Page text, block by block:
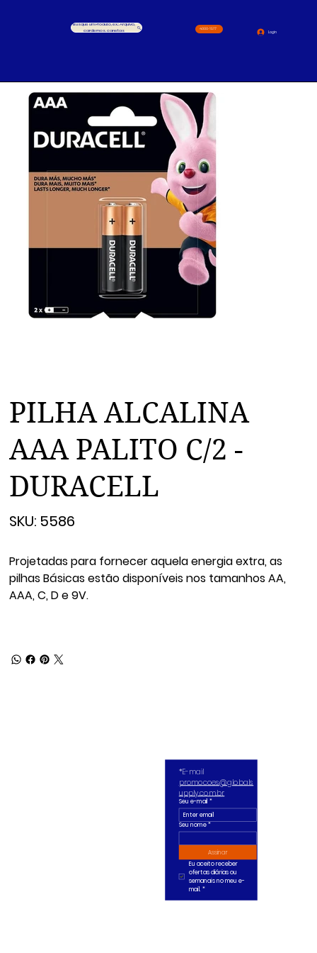
Busque um Produto, ex.: Arquivo,
cardernos, canetas
4000-1517
Login
PILHA ALCALINA
AAA PALITO C/2 -
DURACELL
SKU:
5586
5586
Projetadas para fornecer aquela energia extra, as
pilhas Básicas estão disponíveis nos tamanhos AA,
AAA, C, D e 9V.
promocoes@globals
upply.com.br
Seu e-mail *
Seu nome *
Assinar
Eu aceito receber
ofertas diárias ou
semanais no meu e-
mail. *